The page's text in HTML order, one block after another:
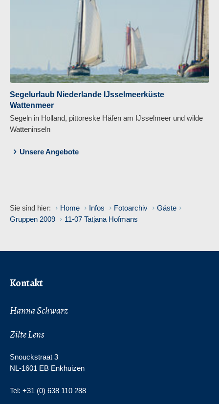
Unsere Angebote
Segelurlaub Niederlande IJsselmeerküste
Wattenmeer
Segeln in Holland, pittoreske Häfen am IJsselmeer und wilde
Watteninseln
Sie sind hier: Home Infos Fotoarchiv
Gäste
Gruppen 2009
11-07 Tatjana Hofmans
Kontakt
Hanna Schwarz
Zilte Lens
Snouckstraat 3
NL-1601 EB Enkhuizen
Tel: +31 (0) 638 110 288